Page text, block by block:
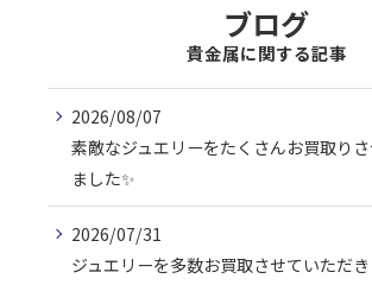
ブログ
貴金属に関する記事
2026/08/07
素敵なジュエリーをたくさんお買取り
ました✨
2026/07/31
ジュエリーを多数お買取させていただ